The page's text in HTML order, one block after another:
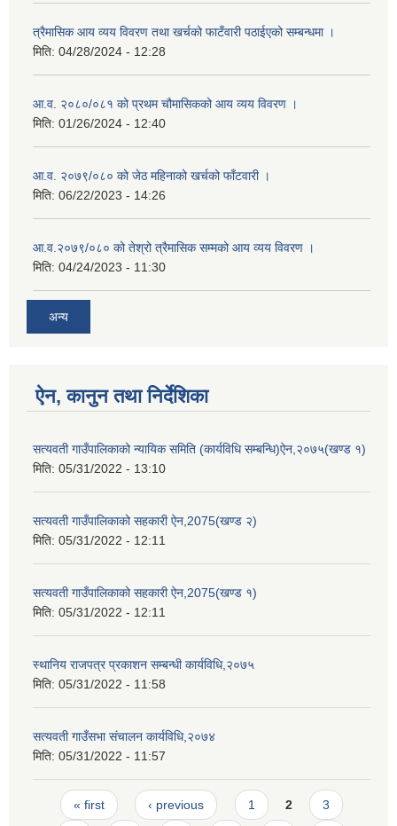
त्रैमासिक आय व्यय विवरण तथा खर्चको फाटँवारी पठाईएको सम्बन्धमा ।
मिति: 04/28/2024 - 12:28
आ.व. २०८०/०८१ को प्रथम चौमासिकको आय व्यय विवरण ।
मिति: 01/26/2024 - 12:40
आ.व. २०७९/०८० को जेठ महिनाको खर्चको फाँटवारी ।
मिति: 06/22/2023 - 14:26
आ.व.२०७९/०८० को तेश्रो त्रैमासिक सम्मको आय व्यय विवरण ।
मिति: 04/24/2023 - 11:30
अन्य
ऐन, कानुन तथा निर्देशिका
सत्यवती गाउँपालिकाको न्यायिक समिति (कार्यविधि सम्बन्धि)ऐन,२०७५(खण्ड १)
मिति: 05/31/2022 - 13:10
सत्यवती गाउँपालिकाको सहकारी ऐन,2075(खण्ड २)
मिति: 05/31/2022 - 12:11
सत्यवती गाउँपालिकाको सहकारी ऐन,2075(खण्ड १)
मिति: 05/31/2022 - 12:11
स्थानिय राजपत्र प्रकाशन सम्बन्धी कार्यविधि,२०७५
मिति: 05/31/2022 - 11:58
सत्यवती गाउँसभा संचालन कार्यविधि,२०७४
मिति: 05/31/2022 - 11:57
Pages
« first ‹ previous 1 2 3